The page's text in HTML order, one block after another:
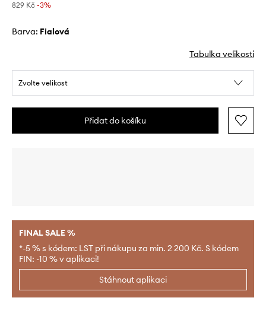
829 Kč -3%
Barva: fialová
Tabulka velikosti
Zvolte velikost
Přidat do košíku
FINAL SALE %
*-5 % s kódem: LST při nákupu za min. 2 200 Kč. S kódem
FIN: -10 % v aplikaci!
Stáhnout aplikaci